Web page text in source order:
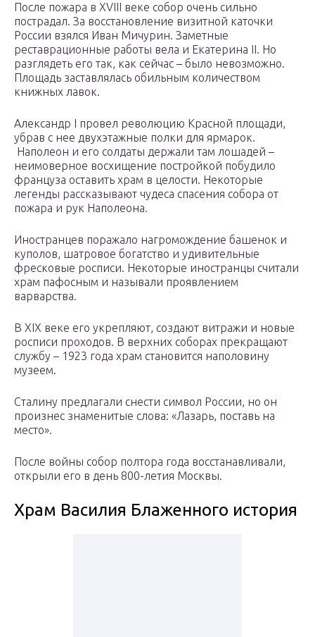
После пожара в XVIII веке собор очень сильно
пострадал. За восстановление визитной каточки
России взялся Иван Мичурин. Заметные
реставрационные работы вела и Екатерина II. Но
разглядеть его так, как сейчас – было невозможно.
Площадь заставлялась обильным количеством
книжных лавок.
Александр I провел революцию Красной площади,
убрав с нее двухэтажные полки для ярмарок.
Наполеон и его солдаты держали там лошадей –
неимоверное восхищение постройкой побудило
француза оставить храм в целости. Некоторые
легенды рассказывают чудеса спасения собора от
пожара и рук Наполеона.
Иностранцев поражало нагромождение башенок и
куполов, шатровое богатство и удивительные
фресковые росписи. Некоторые иностранцы считали
храм пафосным и называли проявлением
варварства.
В XIX веке его укрепляют, создают витражи и новые
росписи проходов. В верхних соборах прекращают
службу – 1923 года храм становится наполовину
музеем.
Сталину предлагали снести символ России, но он
произнес знаменитые слова: «Лазарь, поставь на
место».
После войны собор полтора года восстанавливали,
открыли его в день 800-летия Москвы.
Храм Василия Блаженного история